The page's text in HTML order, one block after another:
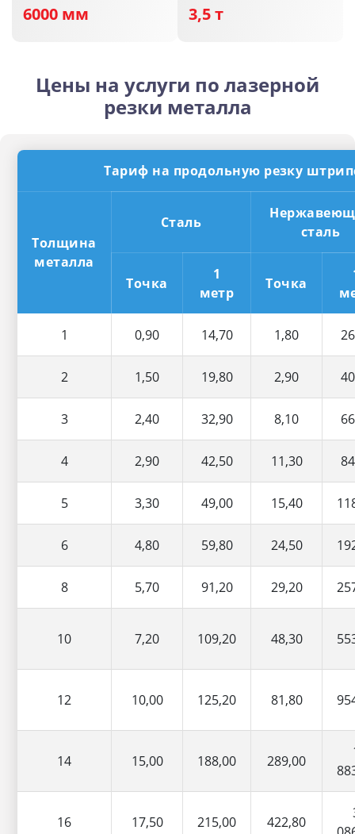
6000 мм 3,5 т
Цены на услуги по лазерной
резки металла
Тариф на продольную резку
Толщина
металла
Сталь
сталь
Точка
1
метр
Точка
1 0,90 14,70 1,80
2 1,50 19,80 2,90
3 2,40 32,90 8,10
4 2,90 42,50 11,30
5 3,30 49,00 15,40
6 4,80 59,80 24,50
8 5,70 91,20 29,20
10 7,20 109,20 48,30
12 10,00 125,20 81,80
14 15,00 188,00 289,00
16 17,50 215,00 422,80